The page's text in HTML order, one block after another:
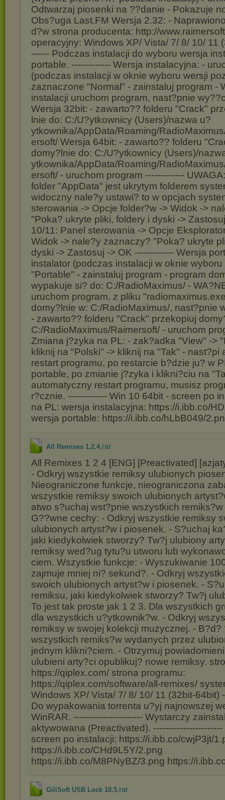
Odtwarzaj piosenki na ??danie - Pokazuje
Obs?uga Last.FM Wersja 2.32: -
d?w strona producenta: http://
operacyjny: Windows XP/ Vista/ 7/ 8/ 10/ 11
------ Podczas instalacji do wyboru wersja
portable. ------------- Wersja instalacyjna: -
(podczas instalacji w oknie wyboru wersji
zaznaczone "Normal" - zainstaluj program -
instalacji uruchom program, nast?pnie
Wersja 32bit: - zawarto?? folderu "Crack"
lnie do: C:/U?ytkownicy (Users)/nazwa u?
ytkownika/AppData/Roaming/
ersoft/ Wersja 64bit: - zawarto?? folderu
domy?lnie do: C:/U?ytkownicy (Users)/
ytkownika/AppData/Roaming/
ersoft/ - uruchom program -------------
folder "AppData" jest ukrytym folderem
widoczny nale?y ustawi? to w opcjach
sterowania -> Opcje folder?w -> Widok ->
"Poka? ukryte pliki, foldery i dyski ->
10/11: Panel sterowania -> Opcje
Widok -> nale?y zaznaczy? "Poka? ukryte
dyski -> Zastosuj -> OK ------------- Wersja
instalator (podczas instalacji w oknie
"Portable" - zainstaluj program - program
wypakuje si? do: C:/RadioMaximus/ -
uruchom program, z pliku
domy?lnie w: C:/RadioMaximus/, nast?pnie
- zawarto?? folderu "Crack" przekopiuj
C:/RadioMaximus/Raimersoft/ - uruchom
Zmiana j?zyka na PL: - zak?adka "View" ->
kliknij na "Polski" -> kliknij na "Tak" - nast?pi
restart programu, po restarcie b?dzie ju? w
portable, po zmianie j?zyka i klikni?ciu na
automatyczny restart programu, musisz
r?cznie. ------------- Win 10 64bit - screen po
na PL: wersja instalacyjna: https://i.ibb.co/
wersja portable: https://i.ibb.co/hLbB049/
All Remixes 1.2.4.rar
All Remixes 1 2 4 [ENG] [Preactivated]
- Odkryj wszystkie remiksy ulubionych
Nieograniczone funkcje, nieograniczona
wszystkie remiksy swoich ulubionych
atwo s?uchaj wst?pnie wszystkich
G??wne cechy: - Odkryj wszystkie remiksy
ulubionych artyst?w i piosenek. - S?uchaj
jaki kiedykolwiek stworzy? Tw?j ulubiony
remiksy wed?ug tytu?u utworu lub
ciem. Wszystkie funkcje: - Wyszukiwanie
zajmuje mniej ni? sekund?. - Odkryj
swoich ulubionych artyst?w i piosenek. -
remiksu, jaki kiedykolwiek stworzy? Tw?j
To jest tak proste jak 1 2 3. Dla wszystkich
dla wszystkich u?ytkownik?w. - Odkryj
remiksy w swojej kolekcji muzycznej. - B?d?
wszystkich remiks?w wydanych przez
jednym klikni?ciem. - Otrzymuj
ulubieni arty?ci opublikuj? nowe remiksy.
https://qiplex.com/ strona programu:
https://qiplex.com/software/all-remixes/
Windows XP/ Vista/ 7/ 8/ 10/ 11 (32bit-64bit)
Do wypakowania torrenta u?yj najnowszej
WinRAR. ----------------------- Wystarczy
aktywowana (Preactivated).
screen po instalacji: https://i.ibb.co/cwjP3jt/
https://i.ibb.co/CHd9L5Y/2.png
https://i.ibb.co/M8PNyBZ/3.png https://
GiliSoft USB Lock 10.5.rar